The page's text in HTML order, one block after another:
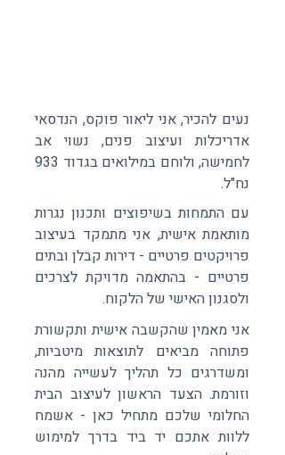
נעים להכיר, אני ליאור פוקס, הנדסאי
אדריכלות ועיצוב פנים, נשוי אב
לחמישה, ולוחם במילואים בגדוד 933
נח"ל.
עם התמחות בשיפוצים ותכנון נגרות
מותאמת אישית, אני מתמקד בעיצוב
פרויקטים פרטיים - דירות קבלן ובתים
פרטיים - בהתאמה מדויקת לצרכים
ולסגנון האישי של הלקוח.​
אני מאמין שהקשבה אישית ותקשורת
פתוחה מביאים לתוצאות מיטביות,
ומשדרגים כל תהליך לעשייה מהנה
וזורמת. הצעד הראשון לעיצוב הבית
החלומי שלכם מתחיל כאן - אשמח
ללוות אתכם יד ביד בדרך למימוש